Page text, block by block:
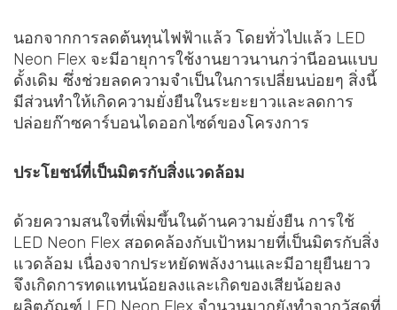
นอกจากการลดต้นทุนไฟฟ้าแล้ว โดยทั่วไปแล้ว LED
Neon Flex จะมีอายุการใช้งานยาวนานกว่านีออนแบบ
ดั้งเดิม ซึ่งช่วยลดความจำเป็นในการเปลี่ยนบ่อยๆ สิ่งนี้
มีส่วนทำให้เกิดความยั่งยืนในระยะยาวและลดการ
ปล่อยก๊าซคาร์บอนไดออกไซด์ของโครงการ
ประโยชน์ที่เป็นมิตรกับสิ่งแวดล้อม
ด้วยความสนใจที่เพิ่มขึ้นในด้านความยั่งยืน การใช้
LED Neon Flex สอดคล้องกับเป้าหมายที่เป็นมิตรกับสิ่ง
แวดล้อม เนื่องจากประหยัดพลังงานและมีอายุยืนยาว
จึงเกิดการทดแทนน้อยลงและเกิดของเสียน้อยลง